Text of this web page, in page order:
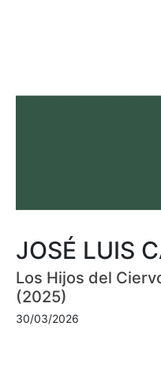
JOSÉ LUIS
Los Hijos del
(2025)
30/03/2026